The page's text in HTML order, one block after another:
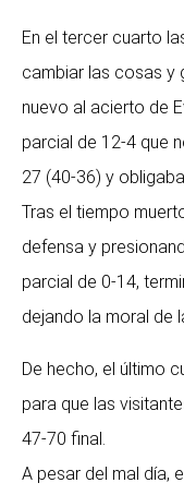
o
s
d
e
L
e
ó
n
En el tercer cuarto
cambiar las cosas y
nuevo al acierto de
parcial de 12-4 que
27 (40-36) y
Tras el tiempo
defensa y
parcial de 0-14,
dejando la moral de
De hecho, el último
para que las
47-70 final.
A pesar del mal día,